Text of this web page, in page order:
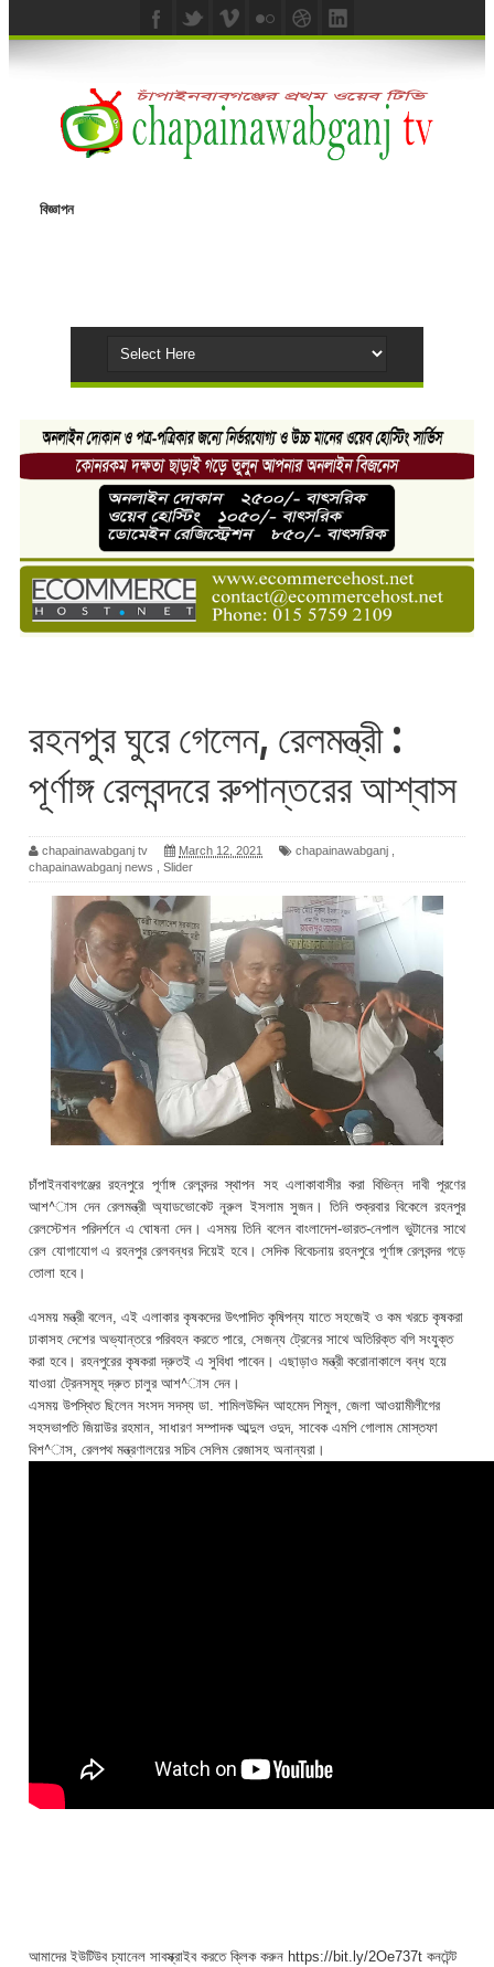
বিজ্ঞাপন
রহনপুর ঘুরে গেলেন, রেলমন্ত্রী :
পূর্ণাঙ্গ রেলবন্দরে রুপান্তরের আশ্বাস
chapainawabganj tv March 12, 2021 chapainawabganj
chapainawabganj news
Slider
চাঁপাইনবাবগঞ্জের রহনপুরে পূর্ণাঙ্গ রেলবন্দর স্থাপন সহ এলাকাবাসীর করা বিভিন্ন দাবী পূরণের
আশ^াস দেন রেলমন্ত্রী অ্যাডভোকেট নূরুল ইসলাম সুজন। তিনি শুক্রবার বিকেলে রহনপুর
রেলস্টেশন পরিদর্শনে এ ঘোষনা দেন। এসময় তিনি বলেন বাংলাদেশ-ভারত-নেপাল ভুটানের সাথে
রেল যোগাযোগ এ রহনপুর রেলবন্ধর দিয়েই হবে। সেদিক বিবেচনায় রহনপুরে পূর্ণাঙ্গ রেলবন্দর গড়ে
তোলা হবে।
এসময় মন্ত্রী বলেন, এই এলাকার কৃষকদের উৎপাদিত কৃষিপন্য যাতে সহজেই ও কম খরচে কৃষকরা
ঢাকাসহ দেশের অভ্যান্তরে পরিবহন করতে পারে, সেজন্য ট্রেনের সাথে অতিরিক্ত বগি সংযুক্ত
করা হবে। রহনপুরের কৃষকরা দ্রুতই এ সুবিধা পাবেন। এছাড়াও মন্ত্রী করোনাকালে বন্ধ হয়ে
যাওয়া ট্রেনসমূহ দ্রুত চালুর আশ^াস দেন।
এসময় উপস্থিত ছিলেন সংসদ সদস্য ডা. শামিলউদ্দিন আহমেদ শিমুল, জেলা আওয়ামীলীগের
সহসভাপতি জিয়াউর রহমান, সাধারণ সম্পাদক আব্দুল ওদুদ, সাবেক এমপি গোলাম মোস্তফা
বিশ^াস, রেলপথ মন্ত্রণালয়ের সচিব সেলিম রেজাসহ অনান্যরা।
আমাদের ইউটিউব চ্যানেল সাবস্ক্রাইব করতে ক্লিক করুন https://bit.ly/2Oe737t কনটেন্ট